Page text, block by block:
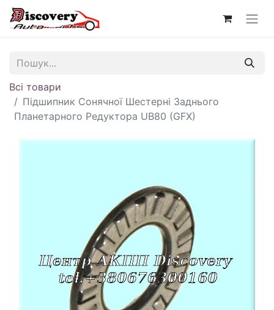
Всі товари
Підшипник Сонячної Шестерні Заднього
Планетарного Редуктора UB80 (GFX)